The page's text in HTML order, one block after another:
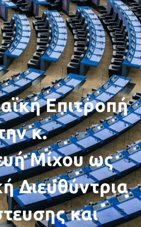
Επιτροπή
κ.
Μίχου ως
Διευθύντρια
και